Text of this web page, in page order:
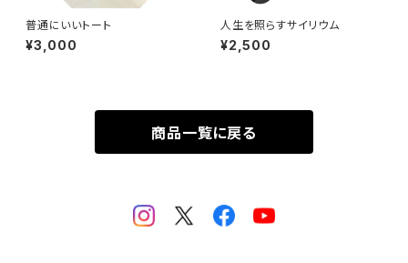
普通にいいトート
¥3,000
人生を照らすサイリウム
¥2,500
商品一覧に戻る